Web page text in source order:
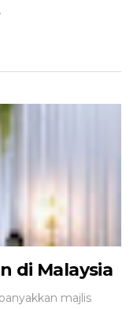
di Malaysia
majlis